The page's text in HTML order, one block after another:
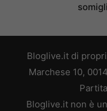
Bloglive.it di
Marchese 10,
Bloglive.it non è